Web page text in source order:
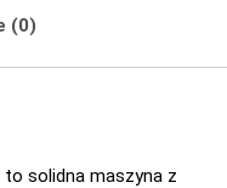
(0)
to solidna maszyna z